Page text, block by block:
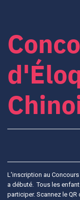
L'inscription au
a débuté. Tous les
participer. Scannez le